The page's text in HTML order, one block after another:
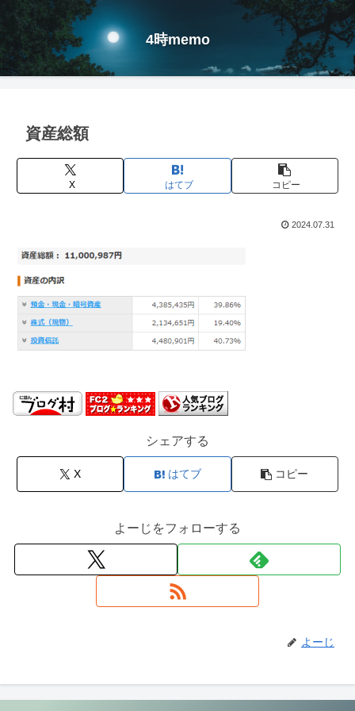
4時memo
資産総額
X はてブ コピー
2024.07.31
シェアする
X はてブ コピー
よーじをフォローする
よーじ